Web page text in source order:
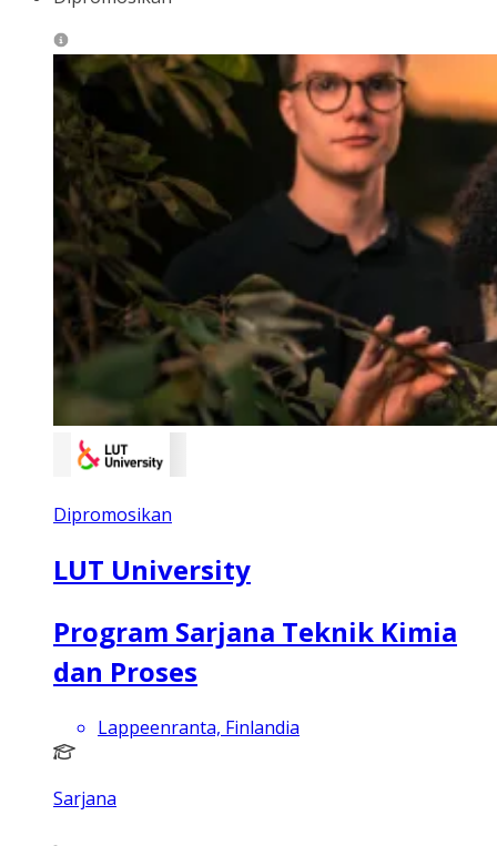
Dipromosikan
LUT University
Program Sarjana Teknik Kimia
dan Proses
Lappeenranta, Finlandia
Sarjana